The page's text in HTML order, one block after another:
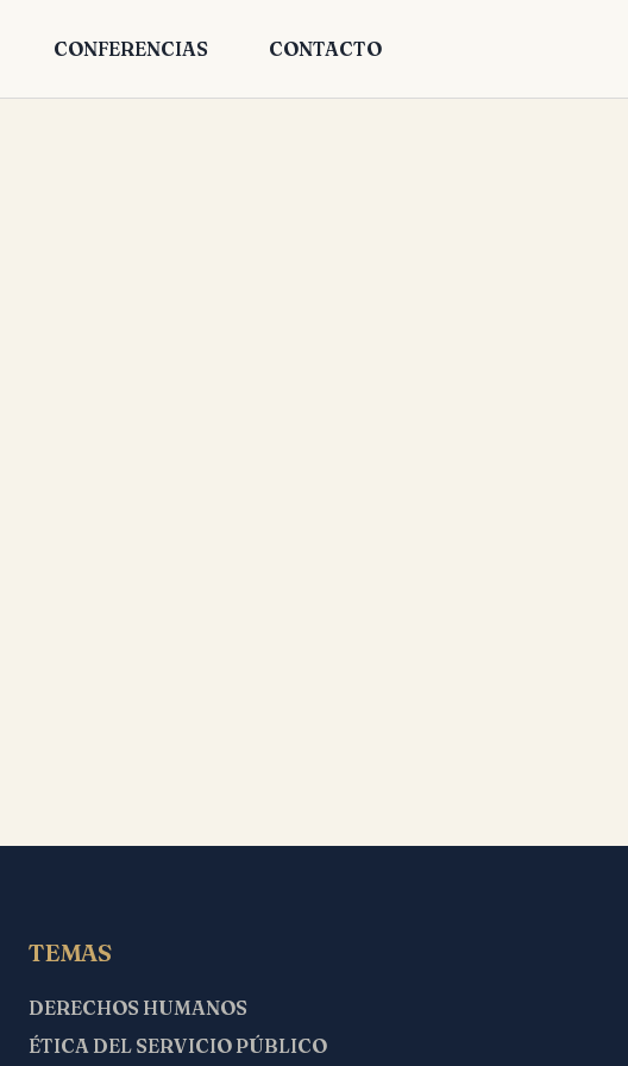
CONFERENCIAS CONTACTO
TEMAS
DERECHOS HUMANOS
ÉTICA DEL SERVICIO PÚBLICO